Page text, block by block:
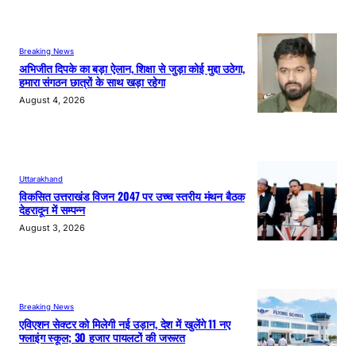
Breaking News
अभिजीत दिपके का बड़ा ऐलान, शिक्षा से जुड़ा कोई मुद्दा उठेगा,
हमारा संगठन छात्रों के साथ खड़ा रहेगा
August 4, 2026
Uttarakhand
विकसित उत्तराखंड विजन 2047 पर उच्च स्तरीय मंथन बैठक
देहरादून में सम्पन्न
August 3, 2026
Breaking News
एविएशन सेक्टर को मिलेगी नई उड़ान, देश में खुलेंगे 11 नए
फ्लाइंग स्कूल; 30 हजार पायलटों की जरूरत